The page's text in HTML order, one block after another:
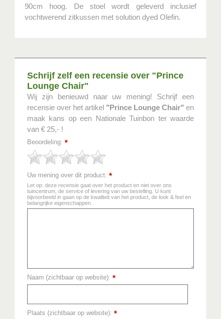
90cm hoog. De stoel wordt geleverd inclusief
vochtwerend zitkussen met solution dyed Olefin.
Schrijf zelf een recensie over "Prince
Lounge Chair"
Wij zijn benieuwd naar uw mening! Schrijf een
recensie over het artikel "Prince Lounge Chair" en
maak kans op een Nationale Tuinbon ter waarde
van € 25,- !
Beoordeling: *
Uw mening over dit product: *
Let op: deze recensie gaat over het product en niet over ons
tuincentrum, de service of levering van uw bestelling. U kunt
bijvoorbeeld in gaan op de kwaliteit van het product, de look & feel en
belangrijke eigenschappen.
Naam (zichtbaar op website): *
Plaats (zichtbaar op website): *